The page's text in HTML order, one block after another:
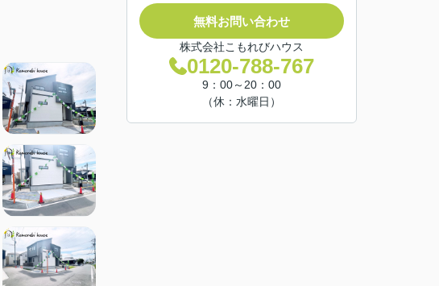
無料お問い合わせ
株式会社こもれびハウス
0120-788-767
9：00～20：00
（休：水曜日）